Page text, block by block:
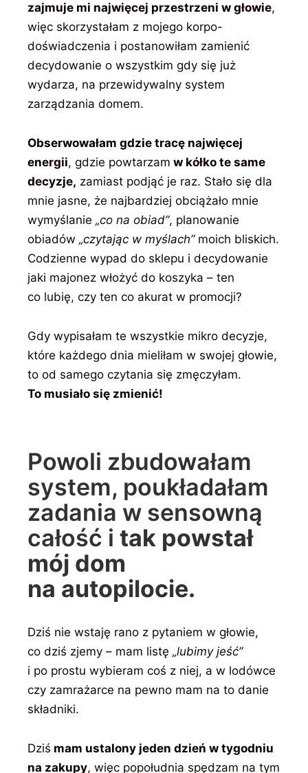
zajmuje mi najwięcej przestrzeni w głowie,
więc skorzystałam z mojego korpo-
doświadczenia i postanowiłam zamienić
decydowanie o wszystkim gdy się już
wydarza, na przewidywalny system
zarządzania domem.
Obserwowałam gdzie tracę najwięcej
energii, gdzie powtarzam w kółko te same
decyzje, zamiast podjąć je raz. Stało się dla
mnie jasne, że najbardziej obciążało mnie
wymyślanie „co na obiad”, planowanie
obiadów „czytając w myślach”moich bliskich.
Codzienne wypad do sklepu i decydowanie
jaki majonez włożyć do koszyka – ten
co lubię, czy ten co akurat w promocji?
Gdy wypisałam te wszystkie mikro decyzje,
które każdego dnia mieliłam w swojej głowie,
to od samego czytania się zmęczyłam.
To musiało się zmienić!
Powoli zbudowałam
system, poukładałam
zadania w sensowną
całość i tak powstał
mój dom
na autopilocie.
Dziś nie wstaję rano z pytaniem w głowie,
co dziś zjemy – mam listę „lubimy jeść”
i po prostu wybieram coś z niej, a w lodówce
czy zamrażarce na pewno mam na to danie
składniki.
Dziś mam ustalony jeden dzień w tygodniu
na zakupy, więc popołudnia spędzam na tym